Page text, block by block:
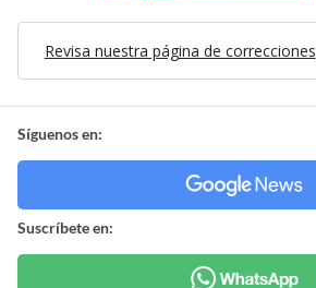
Revisa nuestra página de correcciones
Síguenos en:
Suscríbete en: